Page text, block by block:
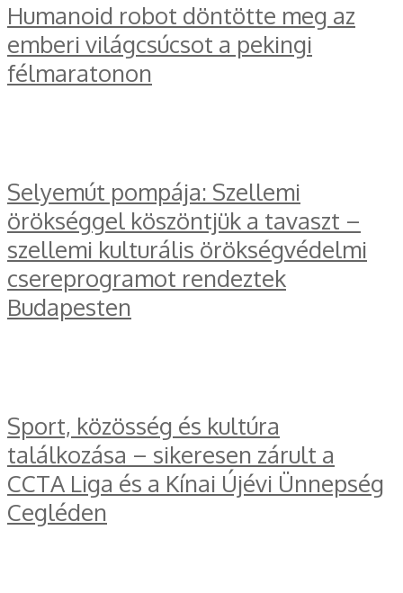
Humanoid robot döntötte meg az
emberi világcsúcsot a pekingi
félmaratonon
Selyemút pompája: Szellemi
örökséggel köszöntjük a tavaszt –
szellemi kulturális örökségvédelmi
csereprogramot rendeztek
Budapesten
Sport, közösség és kultúra
találkozása – sikeresen zárult a
CCTA Liga és a Kínai Újévi Ünnepség
Cegléden